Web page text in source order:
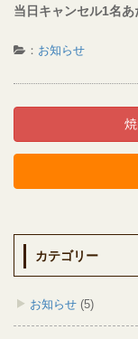
当日キャンセル1名
： お知らせ
カテゴリー
お知らせ (5)